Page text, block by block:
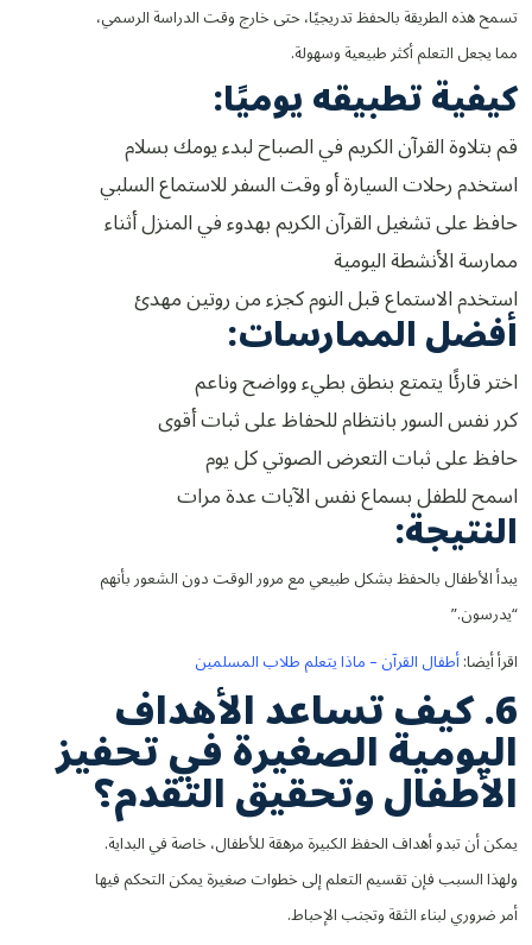
تسمح هذه الطريقة بالحفظ تدريجيًا، حتى خارج وقت الدراسة الرسمي،
مما يجعل التعلم أكثر طبيعية وسهولة.
كيفية تطبيقه يوميًا:
قم بتلاوة القرآن الكريم في الصباح لبدء يومك بسلام
استخدم رحلات السيارة أو وقت السفر للاستماع السلبي
حافظ على تشغيل القرآن الكريم بهدوء في المنزل أثناء
ممارسة الأنشطة اليومية
استخدم الاستماع قبل النوم كجزء من روتين مهدئ
أفضل الممارسات:
اختر قارئًا يتمتع بنطق بطيء وواضح وناعم
كرر نفس السور بانتظام للحفاظ على ثبات أقوى
حافظ على ثبات التعرض الصوتي كل يوم
اسمح للطفل بسماع نفس الآيات عدة مرات
النتيجة:
يبدأ الأطفال بالحفظ بشكل طبيعي مع مرور الوقت دون الشعور بأنهم
“يدرسون.”
اقرأ أيضا:أطفال القرآن – ماذا يتعلم طلاب المسلمين
6. كيف تساعد الأهداف
اليومية الصغيرة في تحفيز
الأطفال وتحقيق التقدم؟
يمكن أن تبدو أهداف الحفظ الكبيرة مرهقة للأطفال، خاصة في البداية.
ولهذا السبب فإن تقسيم التعلم إلى خطوات صغيرة يمكن التحكم فيها
أمر ضروري لبناء الثقة وتجنب الإحباط.